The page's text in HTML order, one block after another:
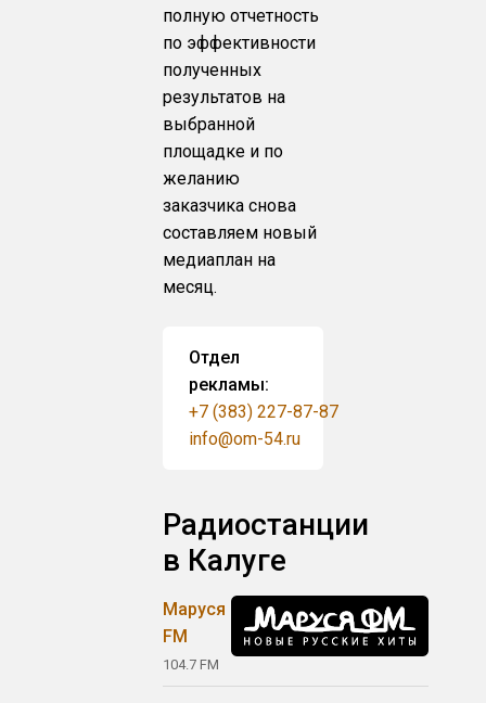
полную отчетность
по эффективности
полученных
результатов на
выбранной
площадке и по
желанию
заказчика снова
составляем новый
медиаплан на
месяц.
Отдел
рекламы:
+7 (383) 227-87-87
info@om-54.ru
Радиостанции
в Калуге
Маруся
FM
104.7 FM